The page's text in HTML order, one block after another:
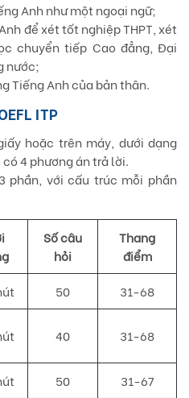
Anh như một ngoại ngữ;
để xét tốt nghiệp THPT, xét
chuyển tiếp Cao đẳng, Đại
nước;
Tiếng Anh của bản thân.
ITP
hoặc trên máy, dưới dạng
4 phương án trả lời.
phần, với cấu trúc mỗi phần
Số câu
hỏi
Thang
điểm
50
31-68
40 31-68
50
31-67